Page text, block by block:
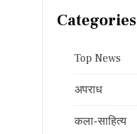
Categories
Top News
अपराध
कला-साहित्य